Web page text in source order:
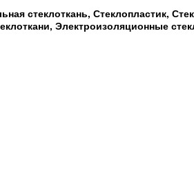
стеклоткань, Стеклопластик,
Электроизоляционные